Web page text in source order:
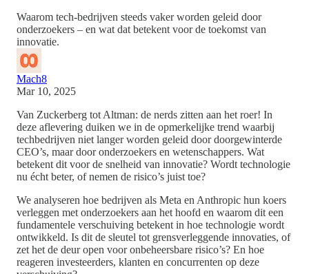
Waarom tech-bedrijven steeds vaker worden geleid door
onderzoekers – en wat dat betekent voor de toekomst van
innovatie.
Mach8
Mar 10, 2025
Van Zuckerberg tot Altman: de nerds zitten aan het roer! In
deze aflevering duiken we in de opmerkelijke trend waarbij
techbedrijven niet langer worden geleid door doorgewinterde
CEO’s, maar door onderzoekers en wetenschappers. Wat
betekent dit voor de snelheid van innovatie? Wordt technologie
nu écht beter, of nemen de risico’s juist toe?
We analyseren hoe bedrijven als Meta en Anthropic hun koers
verleggen met onderzoekers aan het hoofd en waarom dit een
fundamentele verschuiving betekent in hoe technologie wordt
ontwikkeld. Is dit de sleutel tot grensverleggende innovaties, of
zet het de deur open voor onbeheersbare risico’s? En hoe
reageren investeerders, klanten en concurrenten op deze